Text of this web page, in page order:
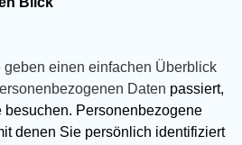
einen einfachen Überblick
Daten passiert,
Personenbezogene
denen Sie persönlich identifiziert